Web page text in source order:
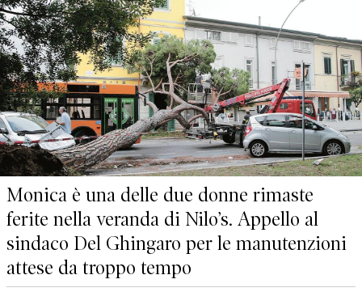
Monica è una delle due donne rimaste
ferite nella veranda di Nilo’s. Appello al
sindaco Del Ghingaro per le manutenzioni
attese da troppo tempo